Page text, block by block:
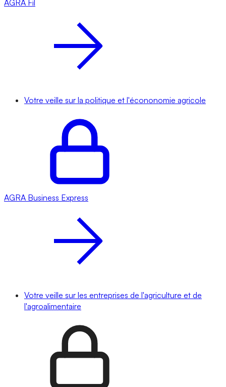
AGRA Fil
Votre veille sur la politique et l'écononomie agricole
AGRA Business Express
Votre veille sur les entreprises de l'agriculture et de
l'agroalimentaire